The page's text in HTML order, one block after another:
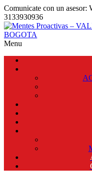
Comunicate con un asesor:
3133930936
Menu